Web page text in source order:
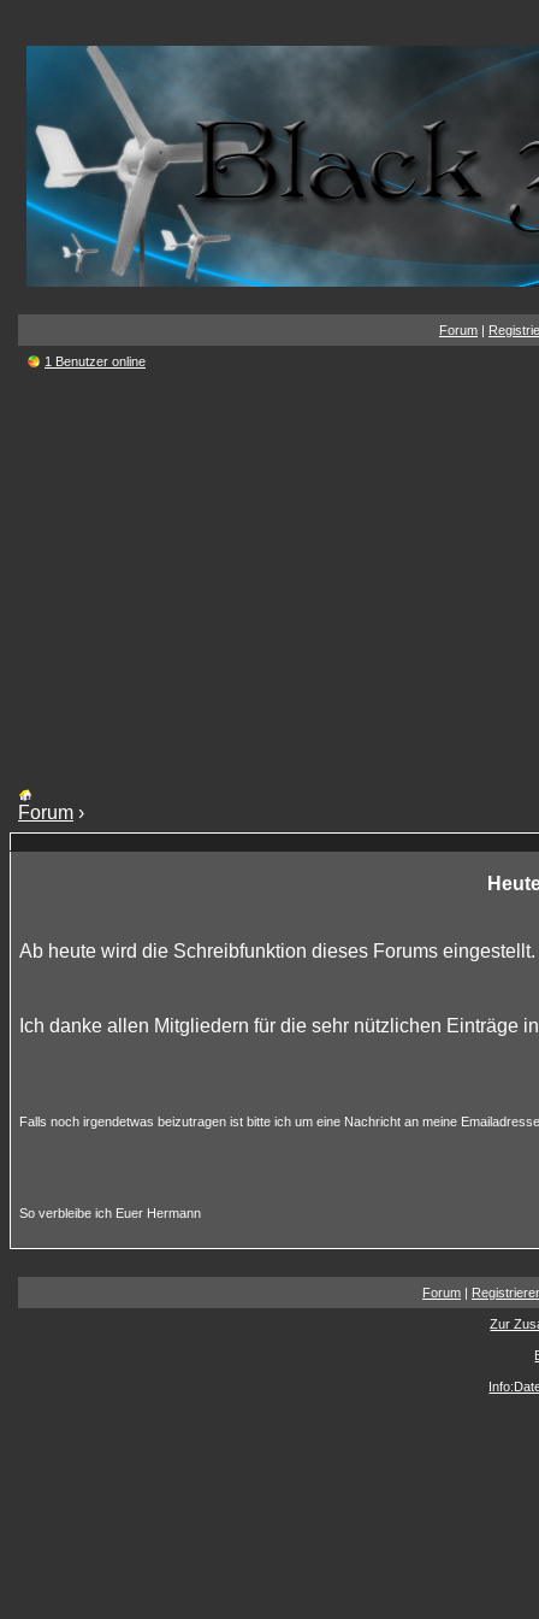
Forum |
1 Benutzer online
Forum ›
Ab heute wird die Schreibfunktion dieses Forums eingestellt.
Ich danke allen Mitgliedern für die sehr nützlichen Einträge
Falls noch irgendetwas beizutragen ist bitte ich um eine Nachricht an meine
So verbleibe ich Euer Hermann
Forum |
Zur